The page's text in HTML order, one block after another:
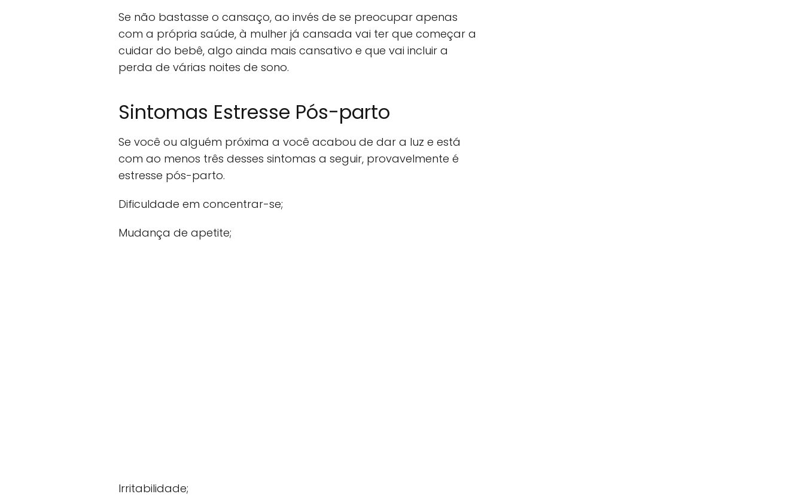
Se não bastasse o cansaço, ao invés de se preocupar apenas
com a própria saúde, à mulher já cansada vai ter que começar a
cuidar do bebê, algo ainda mais cansativo e que vai incluir a
perda de várias noites de sono.
Sintomas Estresse Pós-parto
Se você ou alguém próxima a você acabou de dar a luz e está
com ao menos três desses sintomas a seguir, provavelmente é
estresse pós-parto.
Dificuldade em concentrar-se;
Mudança de apetite;
Irritabilidade;